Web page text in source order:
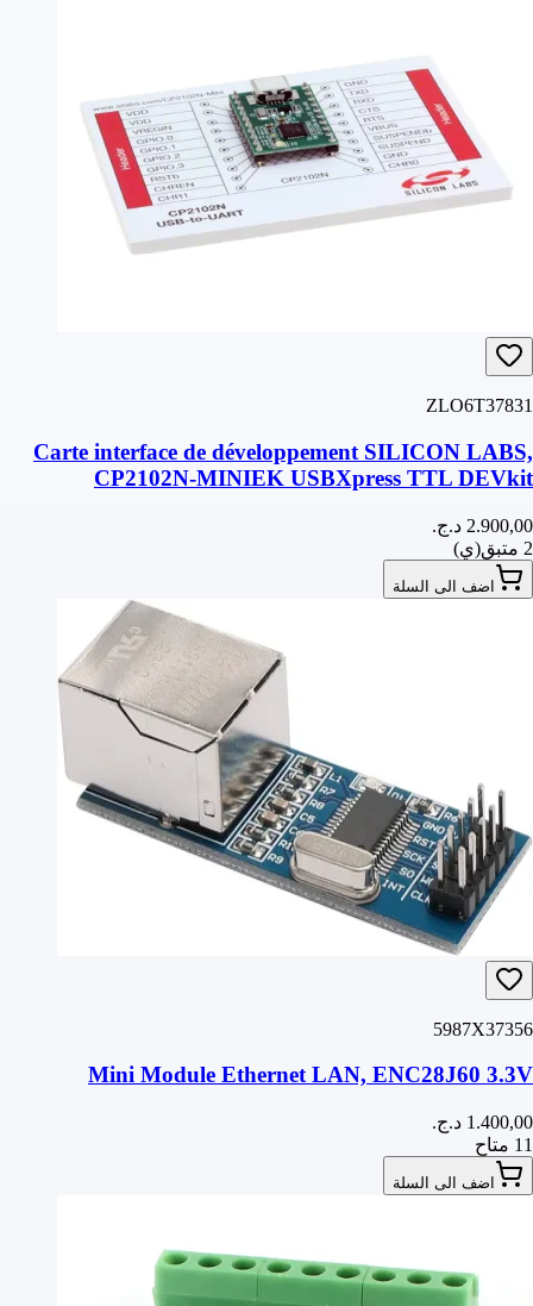
ZLO6T37831
Carte interface de développement SILICON LABS,
CP2102N-MINIEK USBXpress TTL DEVkit
2 متبق(ي)
اضف الى السلة
5987X37356
Mini Module Ethernet LAN, ENC28J60 3.3V
11 متاح
اضف الى السلة